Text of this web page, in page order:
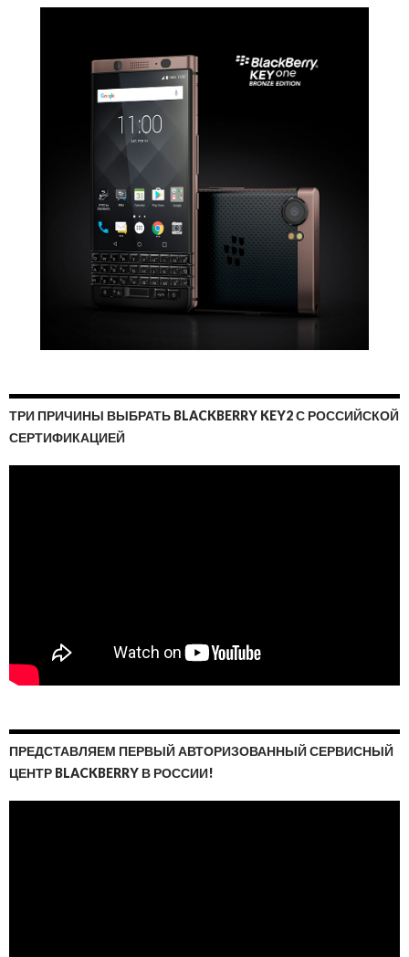
ТРИ ПРИЧИНЫ ВЫБРАТЬ BLACKBERRY KEY2 С РОССИЙСКОЙ
СЕРТИФИКАЦИЕЙ
ПРЕДСТАВЛЯЕМ ПЕРВЫЙ АВТОРИЗОВАННЫЙ СЕРВИСНЫЙ
ЦЕНТР BLACKBERRY В РОССИИ!